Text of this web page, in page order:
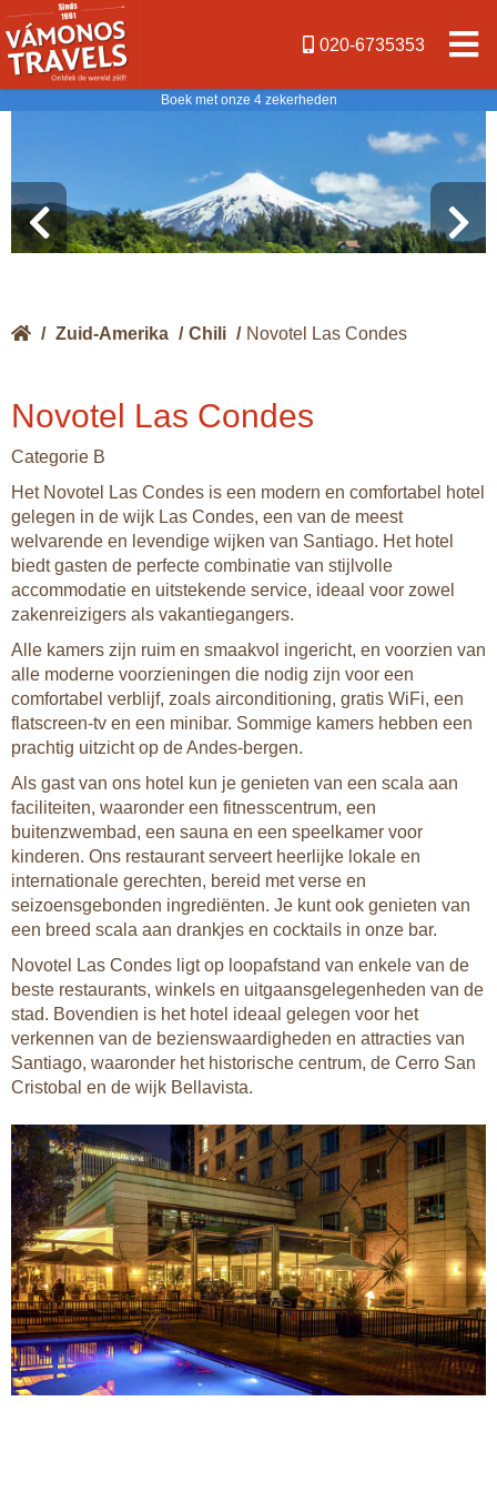
020-6735353
Boek met onze 4 zekerheden
/ Zuid-Amerika / Chili / Novotel Las Condes
Novotel Las Condes
Categorie B
Het Novotel Las Condes is een modern en comfortabel hotel
gelegen in de wijk Las Condes, een van de meest
welvarende en levendige wijken van Santiago. Het hotel
biedt gasten de perfecte combinatie van stijlvolle
accommodatie en uitstekende service, ideaal voor zowel
zakenreizigers als vakantiegangers.
Alle kamers zijn ruim en smaakvol ingericht, en voorzien van
alle moderne voorzieningen die nodig zijn voor een
comfortabel verblijf, zoals airconditioning, gratis WiFi, een
flatscreen-tv en een minibar. Sommige kamers hebben een
prachtig uitzicht op de Andes-bergen.
Als gast van ons hotel kun je genieten van een scala aan
faciliteiten, waaronder een fitnesscentrum, een
buitenzwembad, een sauna en een speelkamer voor
kinderen. Ons restaurant serveert heerlijke lokale en
internationale gerechten, bereid met verse en
seizoensgebonden ingrediënten. Je kunt ook genieten van
een breed scala aan drankjes en cocktails in onze bar.
Novotel Las Condes ligt op loopafstand van enkele van de
beste restaurants, winkels en uitgaansgelegenheden van de
stad. Bovendien is het hotel ideaal gelegen voor het
verkennen van de bezienswaardigheden en attracties van
Santiago, waaronder het historische centrum, de Cerro San
Cristobal en de wijk Bellavista.